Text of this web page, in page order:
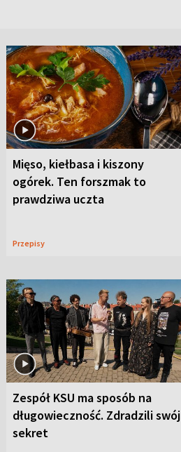
Mięso, kiełbasa i kiszony
ogórek. Ten forszmak to
prawdziwa uczta
Przepisy
Zespół KSU ma sposób na
długowieczność. Zdradzili swój
sekret